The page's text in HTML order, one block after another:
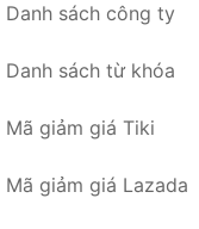
Danh sách công ty
Danh sách từ khóa
Mã giảm giá Tiki
Mã giảm giá Lazada